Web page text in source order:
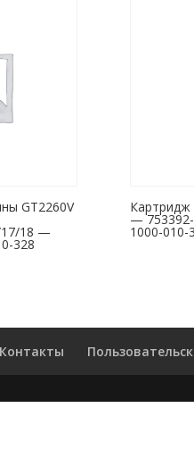
GT2260V
17/18 —
328
Картридж
—
1000-010-
Контакты